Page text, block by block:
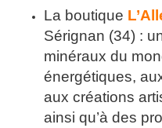
La boutique
Sérignan (34) :
minéraux du
énergétiques,
aux créations
ainsi qu’à des